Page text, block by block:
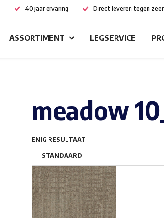
40 jaar ervaring Direct leveren tegen
ASSORTIMENT LEGSERVICE
meadow
ENIG RESULTAAT